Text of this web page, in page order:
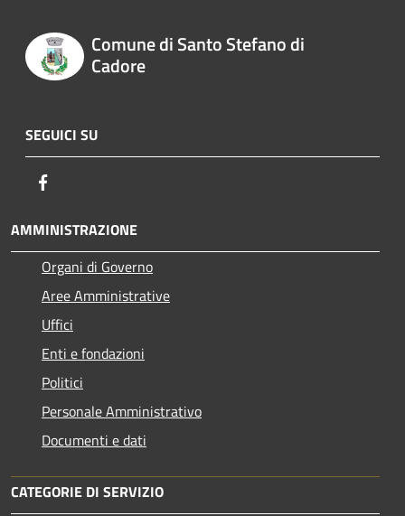
Comune di Santo Stefano di
Cadore
SEGUICI SU
AMMINISTRAZIONE
Organi di Governo
Aree Amministrative
Uffici
Enti e fondazioni
Politici
Personale Amministrativo
Documenti e dati
CATEGORIE DI SERVIZIO